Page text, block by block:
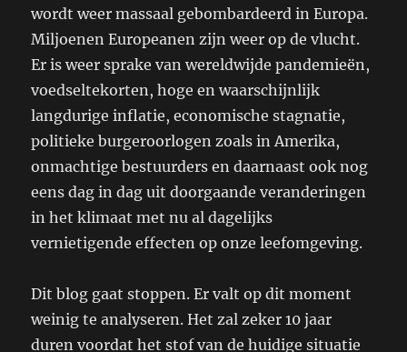
wordt weer massaal gebombardeerd in Europa.
Miljoenen Europeanen zijn weer op de vlucht.
Er is weer sprake van wereldwijde pandemieën,
voedseltekorten, hoge en waarschijnlijk
langdurige inflatie, economische stagnatie,
politieke burgeroorlogen zoals in Amerika,
onmachtige bestuurders en daarnaast ook nog
eens dag in dag uit doorgaande veranderingen
in het klimaat met nu al dagelijks
vernietigende effecten op onze leefomgeving.
Dit blog gaat stoppen. Er valt op dit moment
weinig te analyseren. Het zal zeker 10 jaar
duren voordat het stof van de huidige situatie